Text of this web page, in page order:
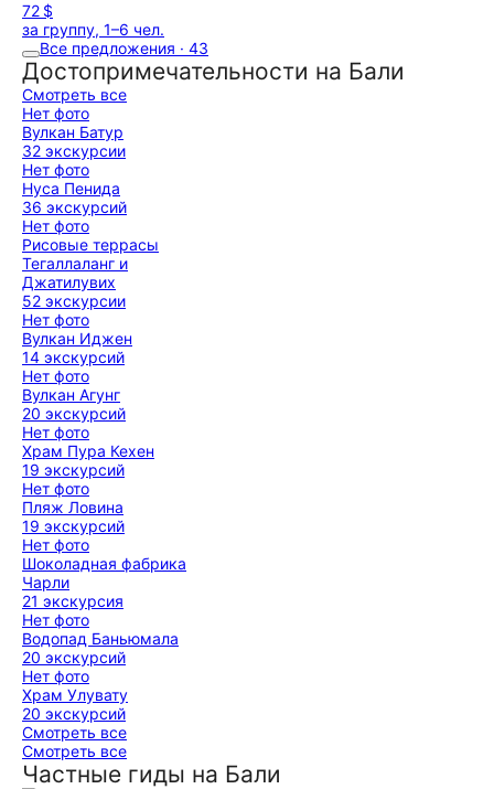
72 $
за группу, 1–6 чел.
Все предложения · 43
Достопримечательности на Бали
Смотреть все
Нет фото
Вулкан Батур
32 экскурсии
Нет фото
Нуса Пенида
36 экскурсий
Нет фото
Рисовые террасы
Тегаллаланг и
Джатилувих
52 экскурсии
Нет фото
Вулкан Иджен
14 экскурсий
Нет фото
Вулкан Агунг
20 экскурсий
Нет фото
Храм Пура Кехен
19 экскурсий
Нет фото
Пляж Ловина
19 экскурсий
Нет фото
Шоколадная фабрика
Чарли
21 экскурсия
Нет фото
Водопад Баньюмала
20 экскурсий
Нет фото
Храм Улувату
20 экскурсий
Смотреть все
Смотреть все
Частные гиды на Бали